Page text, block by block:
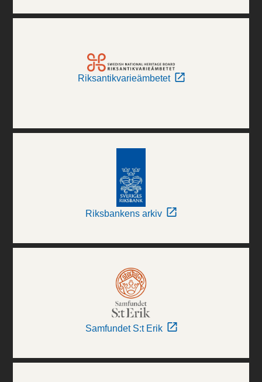
Riksantikvarieämbetet
Riksbankens arkiv
Samfundet S:t Erik